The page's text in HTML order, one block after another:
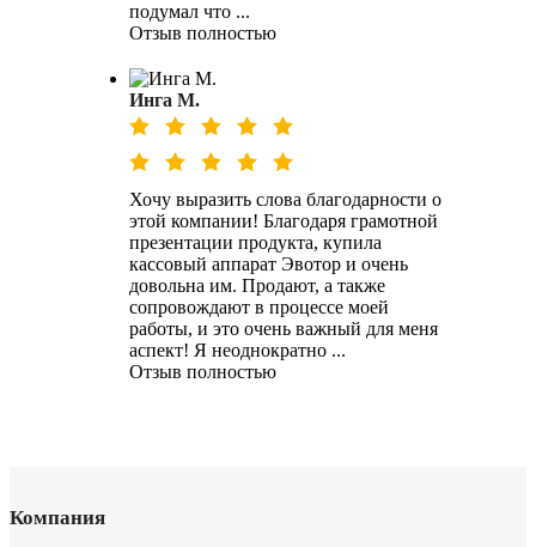
подумал что ...
Отзыв полностью
Инга М.
Хочу выразить слова благодарности о
этой компании! Благодаря грамотной
презентации продукта, купила
кассовый аппарат Эвотор и очень
довольна им. Продают, а также
сопровождают в процессе моей
работы, и это очень важный для меня
аспект! Я неоднократно ...
Отзыв полностью
Компания